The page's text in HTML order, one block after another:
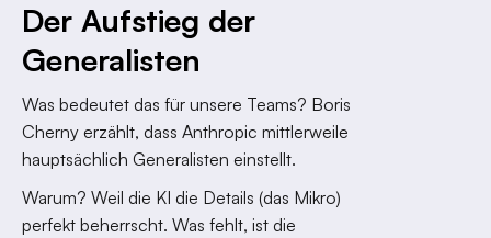
Der Aufstieg der
Generalisten
Was bedeutet das für unsere Teams? Boris
Cherny erzählt, dass Anthropic mittlerweile
hauptsächlich Generalisten einstellt.
Warum? Weil die KI die Details (das Mikro)
perfekt beherrscht. Was fehlt, ist die